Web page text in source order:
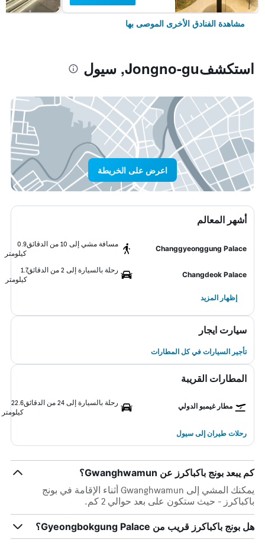
مشاهدة الفنادق الأخرى الموصى بها
استكشفJongno-gu, سيول
اعرض على الخريطة
أشهر المعالم
Changgyeonggung Palace
مسافة مشي إلى 10 من الدقائق
0.9
كيلومتر
Changdeok Palace
رحلة بالسيارة إلى 2 من الدقائق
1.7
كيلومتر
إظهار المزيد
سيارت ايجار
تأجير السيارات في كل المطارات
المطارات القريبة
مطار غيمبو الدولي رحلة بالسيارة إلى 24 من الدقائق
22.6
كيلومتر
رحلات طيران إلى سيول
كم يبعد بونج باكباكرز عن Gwanghwamun؟
يمكنك المشي إلى Gwanghwamun أثناء الإقامة في بونج
باكباكرز - حيث ستكون على بعد حوالي 2 كم.
هل بونج باكباكرز قريب من Gyeongbokgung Palace؟